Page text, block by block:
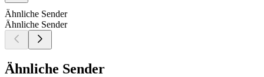
Ähnliche Sender
Ähnliche Sender
Ähnliche Sender